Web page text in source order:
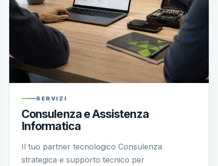
SERVIZI
Consulenza e Assistenza
Informatica
Il tuo partner tecnologico Consulenza
strategica e supporto tecnico per